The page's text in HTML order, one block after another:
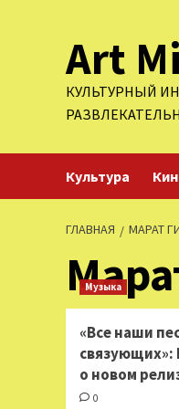
содержимомуArt
КУЛЬТУРНЫЙ
Культура
ГЛАВНАЯ МАРАТ
Музыка
«Все наши
связующих»:
о новом
0